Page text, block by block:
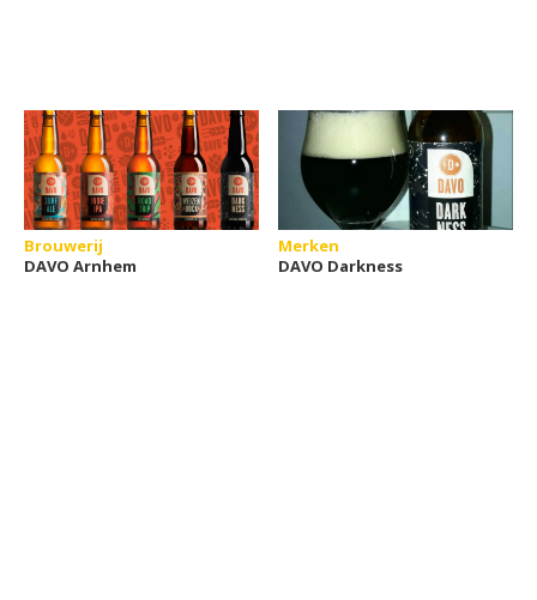
Brouwerij
DAVO Arnhem
Merken
DAVO Darkness